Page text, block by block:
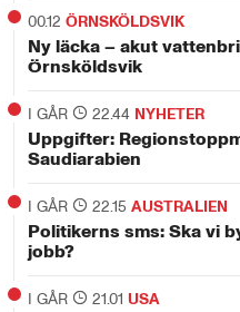
00.12ÖRNSKÖLDSVIK
Ny läcka – akut
Örnsköldsvik
I GÅR 22.44 NYHETER
Uppgifter:
Saudiarabien
I GÅR 22.15AUSTRALIEN
Politikerns sms: Ska vi
jobb?
I GÅR 21.01USA